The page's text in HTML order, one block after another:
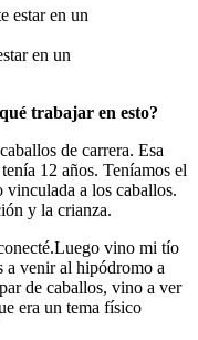
en un
trabajar en esto?
de carrera. Esa
12 años. Teníamos el
a los caballos.
y la crianza.
vino mi tío
a venir al hipódromo a
de caballos, vino a ver
era un tema físico